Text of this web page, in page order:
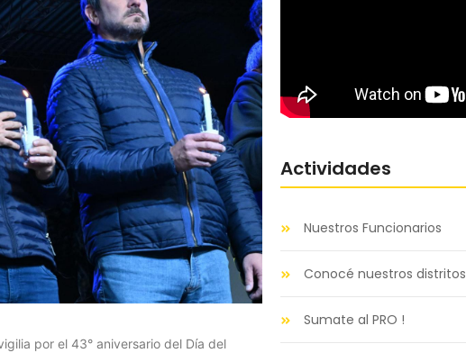
por el 43° aniversario del Día del
Actividades
Nuestros Funcionarios
Conocé nuestros distritos
Sumate al PRO !